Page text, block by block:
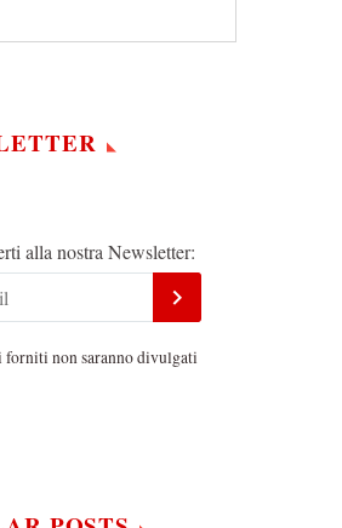
alla nostra Newsletter:
forniti non saranno divulgati